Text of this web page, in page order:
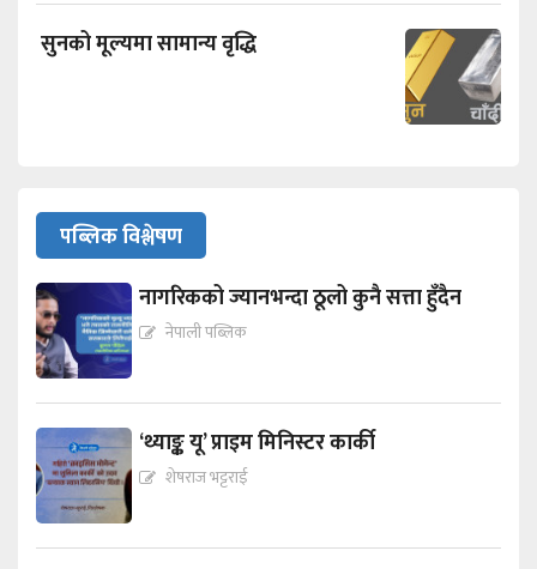
सुनको मूल्यमा सामान्य वृद्धि
पब्लिक विश्लेषण
नागरिकको ज्यानभन्दा ठूलो कुनै सत्ता हुँदैन
नेपाली पब्लिक
‘थ्याङ्क यू’ प्राइम मिनिस्टर कार्की
शेषराज भट्टराई